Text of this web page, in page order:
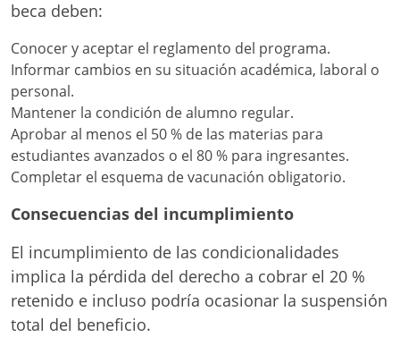
beca deben:
Conocer y aceptar el reglamento del programa.
Informar cambios en su situación académica, laboral o
personal.
Mantener la condición de alumno regular.
Aprobar al menos el 50 % de las materias para
estudiantes avanzados o el 80 % para ingresantes.
Completar el esquema de vacunación obligatorio.
Consecuencias del incumplimiento
El incumplimiento de las condicionalidades
implica la pérdida del derecho a cobrar el 20 %
retenido e incluso podría ocasionar la suspensión
total del beneficio.